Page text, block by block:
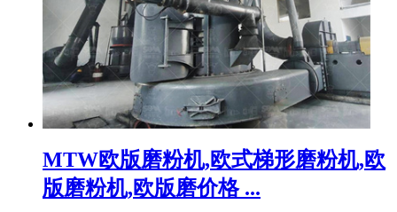
MTW欧版磨粉机,欧式梯形磨粉机,欧
版磨粉机,欧版磨价格 ...